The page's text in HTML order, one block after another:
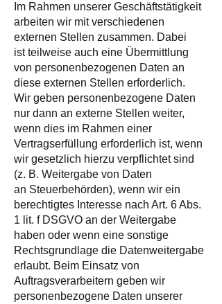
Im Rahmen unserer Geschäftstätigkeit
arbeiten wir mit verschiedenen
externen Stellen zusammen. Dabei
ist teilweise auch eine Übermittlung
von personenbezogenen Daten an
diese externen Stellen erforderlich.
Wir geben personenbezogene Daten
nur dann an externe Stellen weiter,
wenn dies im Rahmen einer
Vertragserfüllung erforderlich ist, wenn
wir gesetzlich hierzu verpflichtet sind
(z. B. Weitergabe von Daten
an Steuerbehörden), wenn wir ein
berechtigtes Interesse nach Art. 6 Abs.
1 lit. f DSGVO an der Weitergabe
haben oder wenn eine sonstige
Rechtsgrundlage die Datenweitergabe
erlaubt. Beim Einsatz von
Auftragsverarbeitern geben wir
personenbezogene Daten unserer